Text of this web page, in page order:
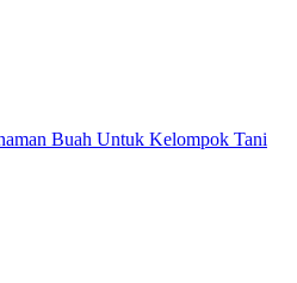
Buah Untuk Kelompok Tani